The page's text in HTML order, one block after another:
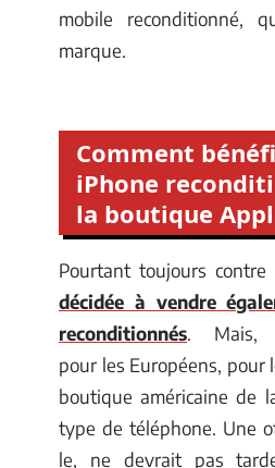
mobile reconditionné,
marque.
Comment
iPhone
la boutique
Pourtant toujours contre
décidée à vendre
reconditionnés. Mais,
pour les Européens, pour
boutique américaine de
type de téléphone. Une
le, ne devrait pas